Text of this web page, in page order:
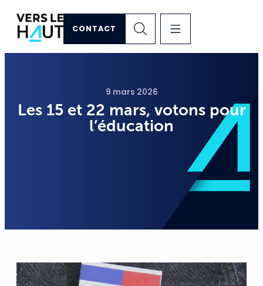
CONTACT
9 mars 2026
Les 15 et 22 mars, votons pour
l’éducation